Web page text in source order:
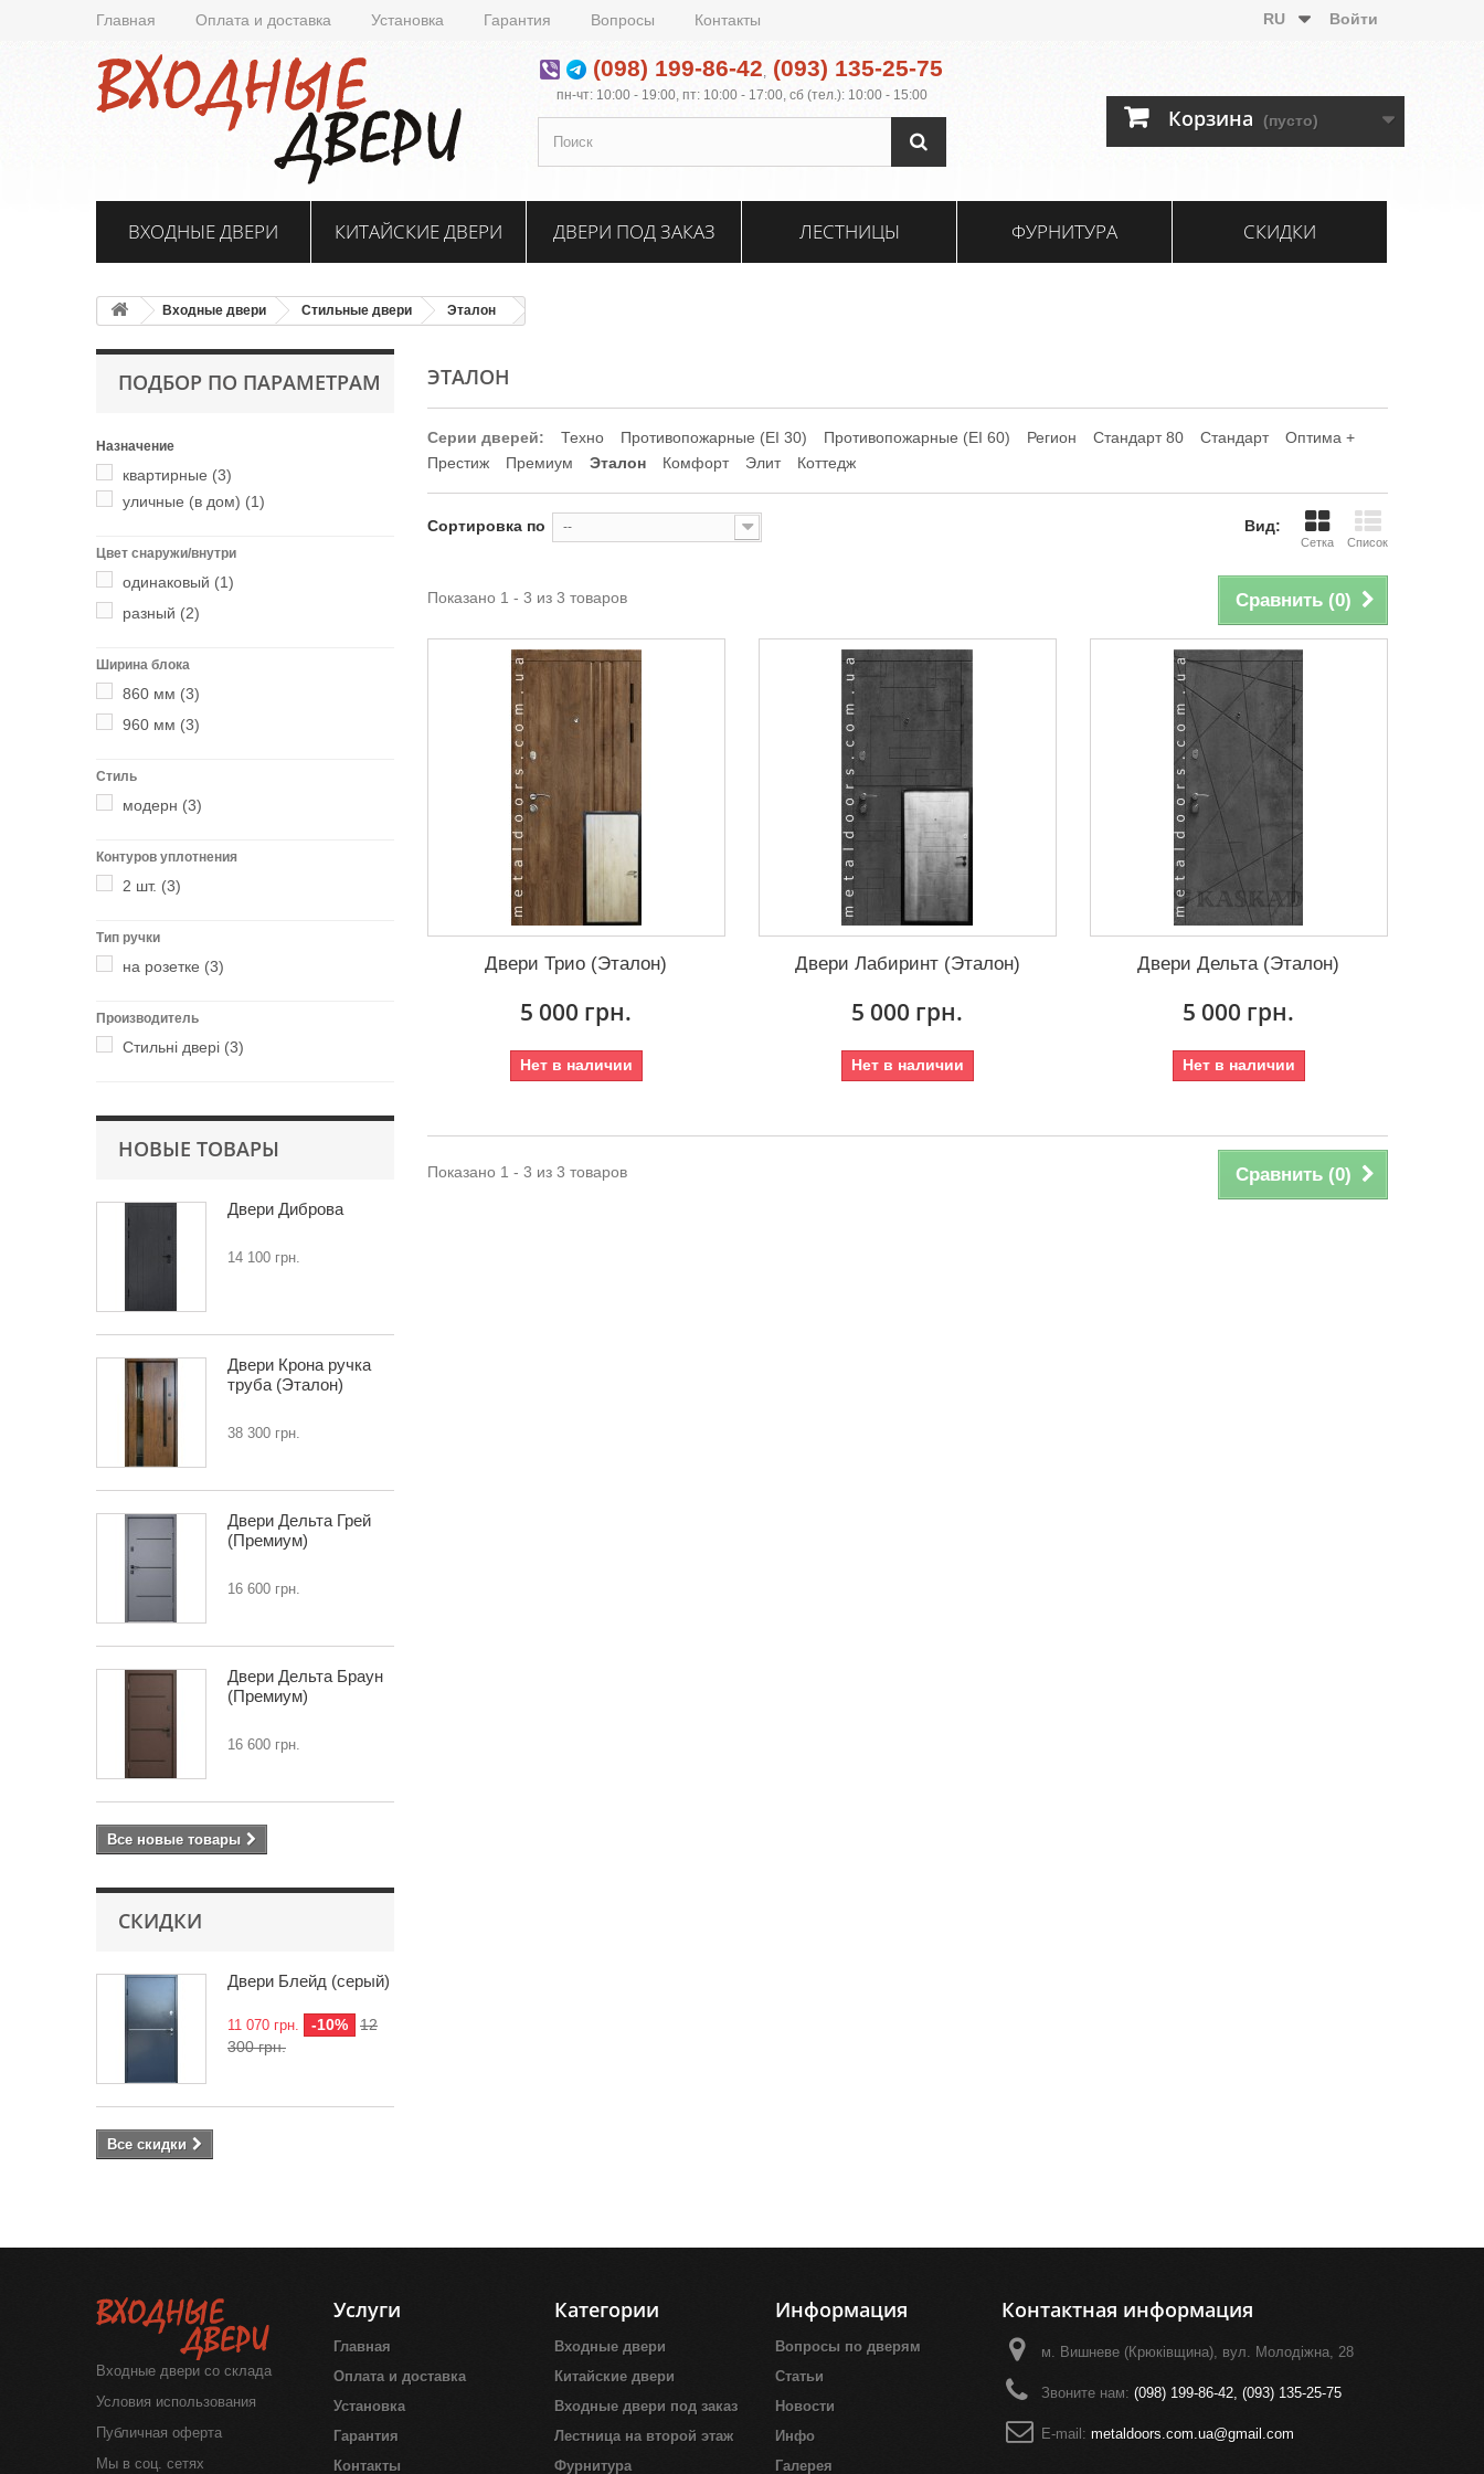
Главная Оплата и доставка Установка Гарантия Вопросы Контакты Войти
RU
(098) 199-86-42, (093) 135-25-75
пн-чт: 10:00 - 19:00, пт: 10:00 - 17:00, сб (тел.): 10:00 - 15:00
Корзина (пусто)
ВХОДНЫЕ ДВЕРИ КИТАЙСКИЕ ДВЕРИ ДВЕРИ ПОД ЗАКАЗ ЛЕСТНИЦЫ ФУРНИТУРА СКИДКИ
Входные двери Стильные двери Эталон
ПОДБОР ПО ПАРАМЕТРАМ
Назначение
квартирные (3)
уличные (в дом) (1)
Цвет снаружи/внутри
одинаковый (1)
разный (2)
Ширина блока
860 мм (3)
960 мм (3)
Стиль
модерн (3)
Контуров уплотнения
2 шт. (3)
Тип ручки
на розетке (3)
Производитель
Стильні двері (3)
НОВЫЕ ТОВАРЫ
Двери Диброва
14 100 грн.
Двери Крона ручка
труба (Эталон)
38 300 грн.
Двери Дельта Грей
(Премиум)
16 600 грн.
Двери Дельта Браун
(Премиум)
16 600 грн.
Все новые товары
СКИДКИ
Двери Блейд (серый)
11 070 грн. -10%
12
300 грн.
Все скидки
ЭТАЛОН
Серии дверей: Техно Противопожарные (EI 30) Противопожарные (EI 60) Регион Стандарт 80 Стандарт
Оптима +
Престиж
Премиум Эталон Комфорт Элит Коттедж
Вид:
Сетка Список
Сортировка по --
Сравнить (0)
Показано 1 - 3 из 3 товаров
Двери Трио (Эталон)
5 000 грн.
Нет в наличии
Двери Лабиринт (Эталон)
5 000 грн.
Нет в наличии
Двери Дельта (Эталон)
5 000 грн.
Нет в наличии
Сравнить (0)
Показано 1 - 3 из 3 товаров
Входные двери со склада
Условия использования
Публичная оферта
Мы в соц. сетях
Услуги
Главная
Оплата и доставка
Установка
Гарантия
Контакты
Категории
Входные двери
Китайские двери
Входные двери под заказ
Лестница на второй этаж
Фурнитура
Информация
Вопросы по дверям
Статьи
Новости
Инфо
Галерея
Контактная информация
м. Вишневе (Крюківщина), вул. Молодіжна, 28
Звоните нам: (098) 199-86-42, (093) 135-25-75
E-mail: metaldoors.com.ua@gmail.com